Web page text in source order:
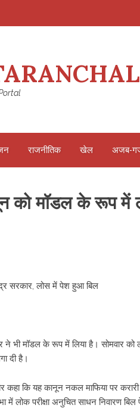
राजनीतिक खेल अजब-
को मॉडल के रूप में
सरकार, लोस में पेश हुआ बिल
भी मॉडल के रूप में लिया है। सोमवार
दी है।
कि यह कानून नकल माफिया पर करारी
परीक्षा अनुचित साधन निवारण